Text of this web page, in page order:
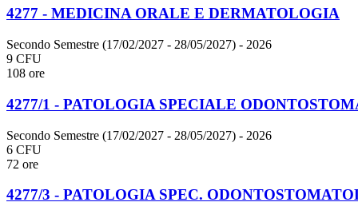
4277 - MEDICINA ORALE E DERMATOLOGIA
Secondo Semestre (17/02/2027 - 28/05/2027) - 2026
9 CFU
108 ore
4277/1 - PATOLOGIA SPECIALE
Secondo Semestre (17/02/2027 - 28/05/2027) - 2026
6 CFU
72 ore
4277/3 - PATOLOGIA SPEC.